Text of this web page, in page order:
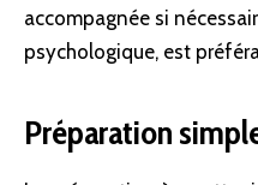
accompagnée si
psychologique, est
Préparation